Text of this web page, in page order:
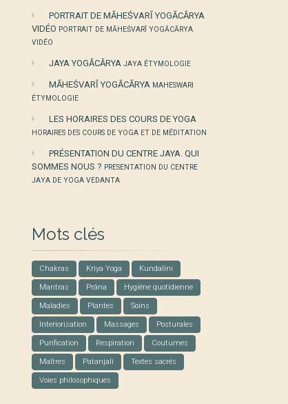
PORTRAIT DE MĀHEŚVARĪ YOGĀCĀRYA
VIDÉO PORTRAIT DE MĀHEŚVARĪ YOGĀCĀRYA
VIDÉO
JAYA YOGĀCĀRYA JAYA ÉTYMOLOGIE
MĀHEŚVARĪ YOGĀCĀRYA MAHESWARI
ÉTYMOLOGIE
LES HORAIRES DES COURS DE YOGA
HORAIRES DES COURS DE YOGA ET DE MÉDITATION
PRÉSENTATION DU CENTRE JAYA. QUI
SOMMES NOUS ? PRESENTATION DU CENTRE
JAYA DE YOGA VEDANTA
Mots clés
Chakras Kriya Yoga Kundalini
Mantras Prâna Hygiène quotidienne
Maladies Plantes Soins
Interiorisation Massages Posturales
Purification Respiration Coutumes
Maîtres Patanjali Textes sacrés
Voies philosophiques